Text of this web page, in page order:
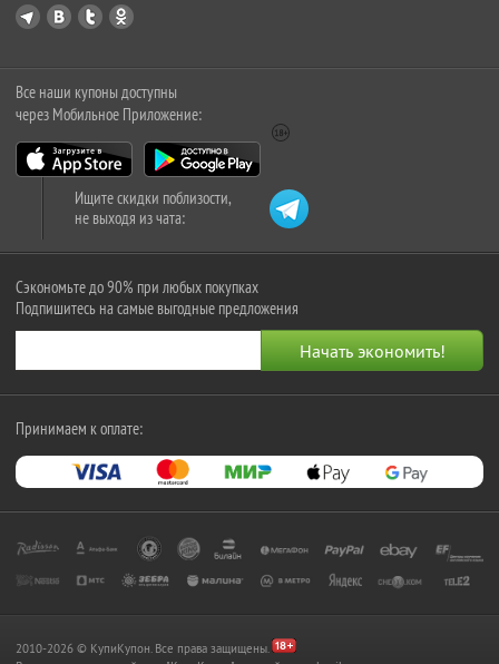
Все наши купоны доступны
через Мобильное Приложение:
Ищите скидки поблизости,
не выходя из чата:
Сэкономьте до 90% при любых покупках
Подпишитесь на самые выгодные предложения
Принимаем к оплате:
2010-2026 © КупиКупон. Все права защищены.